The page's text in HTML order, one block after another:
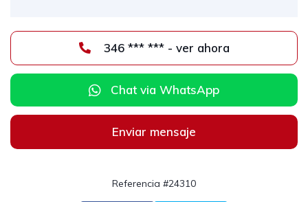
346 *** *** - ver ahora
Chat via WhatsApp
Enviar mensaje
Referencia #24310